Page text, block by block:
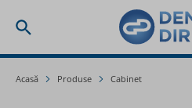
Acasă Produse Cabinet